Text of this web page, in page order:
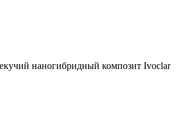
наногибридный композит Ivoclar